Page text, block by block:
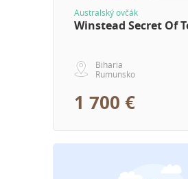
Australský ovčák
Winstead Secret Of
Biharia
Rumunsko
1 700 €